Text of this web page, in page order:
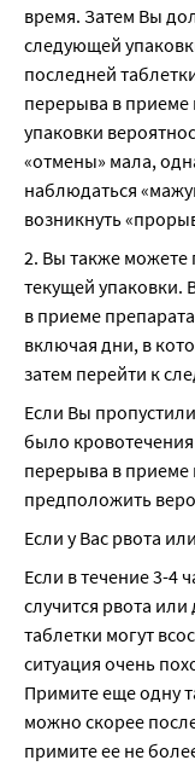
время. Затем Вы
следующей
последней
перерыва в приеме
упаковки
«отмены» мала,
наблюдаться
возникнуть
2. Вы также можете
текущей упаковки.
в приеме
включая дни, в
затем перейти к
Если Вы
было
перерыва в
предположить
Если у Вас рвота
Если в течение 3-4
случится рвота
таблетки могут
ситуация очень
Примите еще одну
можно скорее
примите ее не